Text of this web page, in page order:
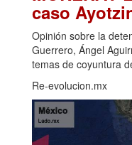
caso
Opinión sobre la
Guerrero, Ángel
temas de coyuntura
Re-evolucion.mx